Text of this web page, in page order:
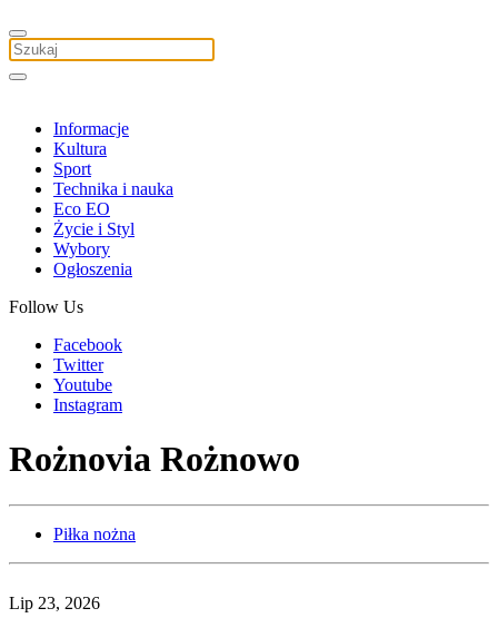
Informacje
Kultura
Sport
Technika i nauka
Eco EO
Życie i Styl
Wybory
Ogłoszenia
Follow Us
Facebook
Twitter
Youtube
Instagram
Rożnovia Rożnowo
Piłka nożna
Lip 23, 2026